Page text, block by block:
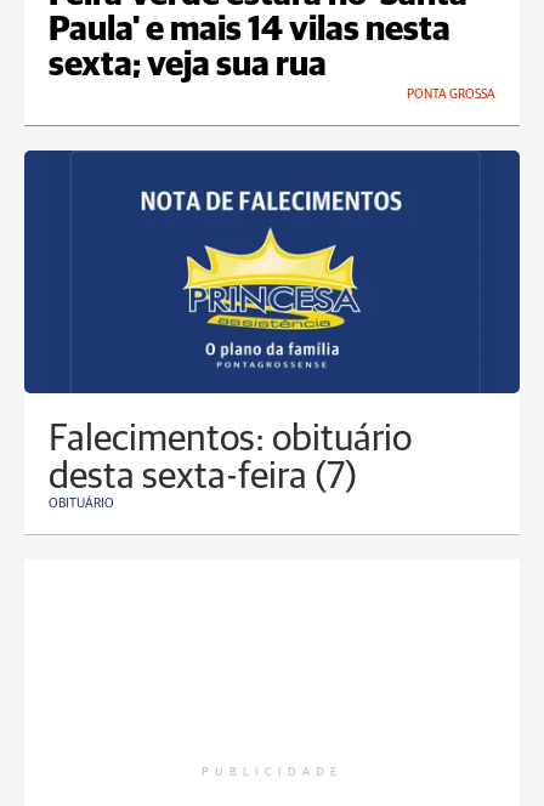
Paula' e mais 14 vilas nesta
sexta; veja sua rua
PONTA GROSSA
Falecimentos: obituário
desta sexta-feira (7)
OBITUÁRIO
PUBLICIDADE